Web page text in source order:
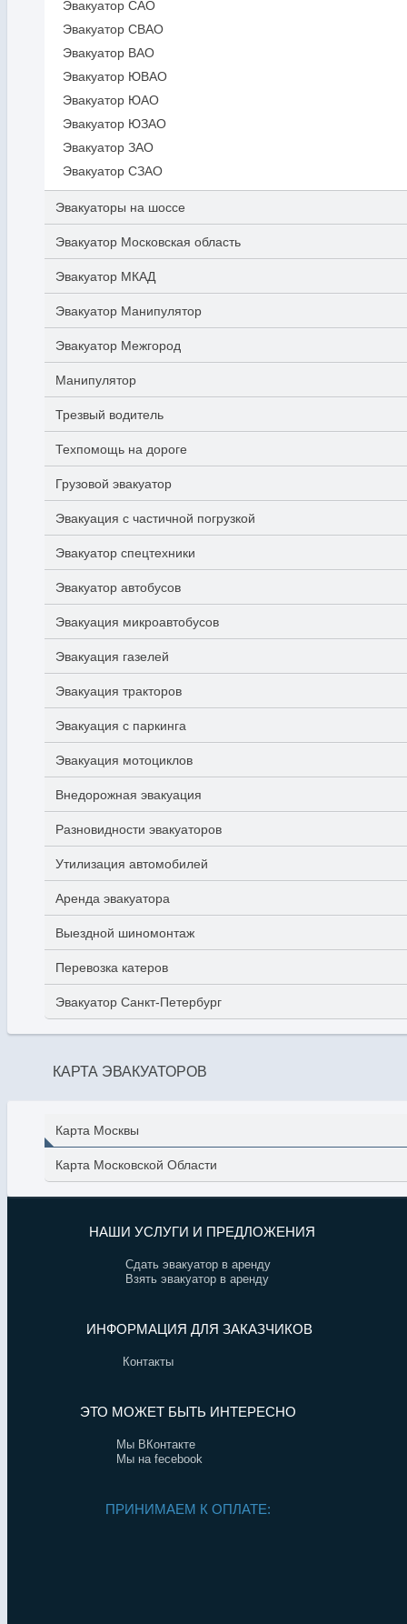
Эвакуатор САО
Эвакуатор СВАО
Эвакуатор ВАО
Эвакуатор ЮВАО
Эвакуатор ЮАО
Эвакуатор ЮЗАО
Эвакуатор ЗАО
Эвакуатор СЗАО
Эвакуаторы на шоссе
Эвакуатор Московская область
Эвакуатор МКАД
Эвакуатор Манипулятор
Эвакуатор Межгород
Манипулятор
Трезвый водитель
Техпомощь на дороге
Грузовой эвакуатор
Эвакуация с частичной погрузкой
Эвакуатор спецтехники
Эвакуатор автобусов
Эвакуация микроавтобусов
Эвакуация газелей
Эвакуация тракторов
Эвакуация с паркинга
Эвакуация мотоциклов
Внедорожная эвакуация
Разновидности эвакуаторов
Утилизация автомобилей
Аренда эвакуатора
Выездной шиномонтаж
Перевозка катеров
Эвакуатор Санкт-Петербург
КАРТА ЭВАКУАТОРОВ
Карта Москвы
Карта Московской Области
НАШИ УСЛУГИ И ПРЕДЛОЖЕНИЯ
Сдать эвакуатор в аренду
Взять эвакуатор в аренду
ИНФОРМАЦИЯ ДЛЯ ЗАКАЗЧИКОВ
Контакты
ЭТО МОЖЕТ БЫТЬ ИНТЕРЕСНО
Мы ВКонтакте
Мы на fecebook
ПРИНИМАЕМ К ОПЛАТЕ: